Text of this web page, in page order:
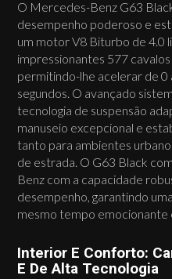
O Mercedes-Benz G63
desempenho poderoso e
um motor V8 Biturbo de 4.0
impressionantes 577
permitindo-lhe acelerar de 0
segundos. O avançado
tecnologia de suspensão
manuseio excepcional e
tanto para ambientes
de estrada. O G63 Black
Benz com a capacidade
desempenho, garantindo
mesmo tempo emocionante
Interior E Conforto:
E De Alta Tecnologia